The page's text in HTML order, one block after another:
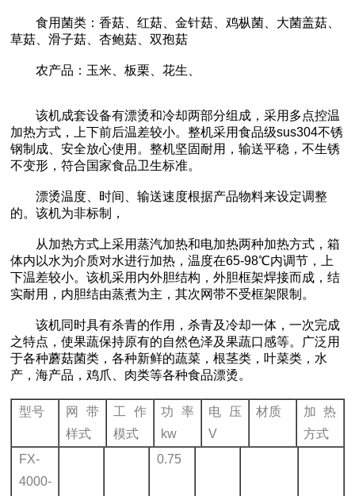
食用菌类：香菇、红菇、金针菇、鸡枞菌、大菌盖菇、
草菇、滑子菇、杏鲍菇、双孢菇
农产品：玉米、板栗、花生、
该机成套设备有漂烫和冷却两部分组成，采用多点控温
加热方式，上下前后温差较小。整机采用食品级sus304不锈
钢制成、安全放心使用。整机坚固耐用，输送平稳，不生锈
不变形，符合国家食品卫生标准。
漂烫温度、时间、输送速度根据产品物料来设定调整
的。该机为非标制，
从加热方式上采用蒸汽加热和电加热两种加热方式，箱
体内以水为介质对水进行加热，温度在65-98℃内调节，上
下温差较小。该机采用内外胆结构，外胆框架焊接而成，结
实耐用，内胆结由蒸煮为主，其次网带不受框架限制。
该机同时具有杀青的作用，杀青及冷却一体，一次完成
之特点，使果蔬保持原有的自然色泽及果蔬口感等。广泛用
于各种蘑菇菌类，各种新鲜的蔬菜，根茎类，叶菜类，水
产，海产品，鸡爪、肉类等各种食品漂烫。
型号
网带
样式
工作
模式
功率
kw
电压
V
材质
加热
方式
FX-
4000-
0.75